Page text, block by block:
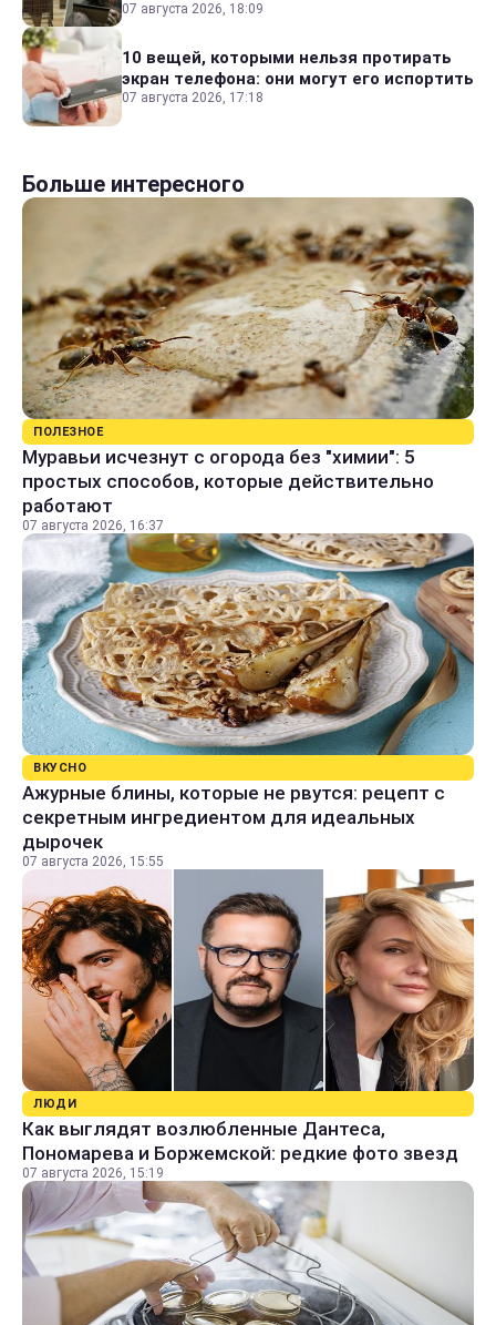
07 августа 2026, 18:09
10 вещей, которыми нельзя протирать
экран телефона: они могут его испортить
07 августа 2026, 17:18
Больше интересного
ПОЛЕЗНОЕ
Муравьи исчезнут с огорода без "химии": 5
простых способов, которые действительно
работают
07 августа 2026, 16:37
ВКУСНО
Ажурные блины, которые не рвутся: рецепт с
секретным ингредиентом для идеальных
дырочек
07 августа 2026, 15:55
ЛЮДИ
Как выглядят возлюбленные Дантеса,
Пономарева и Боржемской: редкие фото звезд
07 августа 2026, 15:19